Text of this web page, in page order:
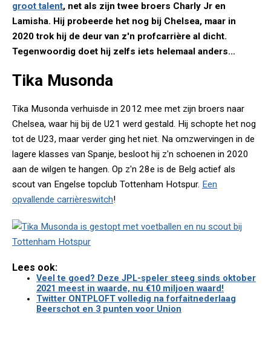
groot talent, net als zijn twee broers Charly Jr en
Lamisha. Hij probeerde het nog bij Chelsea, maar in
2020 trok hij de deur van z'n profcarrière al dicht.
Tegenwoordig doet hij zelfs iets helemaal anders...
Tika Musonda
Tika Musonda verhuisde in 2012 mee met zijn broers naar
Chelsea, waar hij bij de U21 werd gestald. Hij schopte het nog
tot de U23, maar verder ging het niet. Na omzwervingen in de
lagere klasses van Spanje, besloot hij z'n schoenen in 2020
aan de wilgen te hangen. Op z'n 28e is de Belg actief als
scout van Engelse topclub Tottenham Hotspur. Een
opvallende carrièreswitch!
Lees ook:
Veel te goed? Deze JPL-speler steeg sinds oktober
2021 meest in waarde, nu €10 miljoen waard!
Twitter ONTPLOFT volledig na forfaitnederlaag
Beerschot en 3 punten voor Union